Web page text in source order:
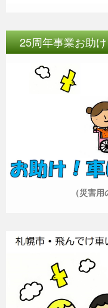
25周年事業お助
（災害